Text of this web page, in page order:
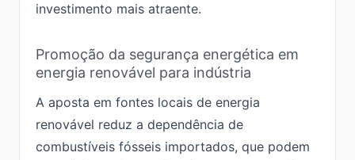
investimento mais atraente.
Promoção da segurança energética em
energia renovável para indústria
A aposta em fontes locais de energia
renovável reduz a dependência de
combustíveis fósseis importados, que podem